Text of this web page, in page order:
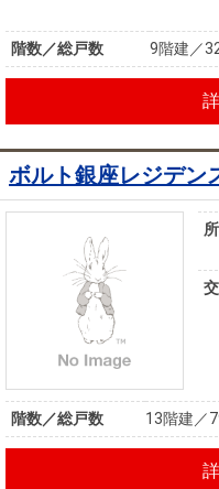
階数／総戸数
9階建／
ボルト銀座レジデン
階数／総戸数 13階建／